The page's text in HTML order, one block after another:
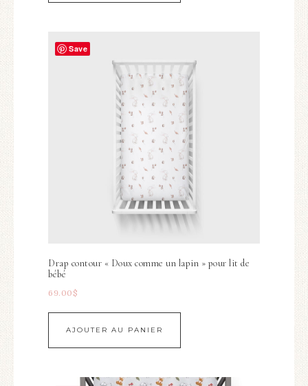
Save
Drap contour « Doux comme un lapin » pour lit de
bébé
69.00 $
AJOUTER AU PANIER